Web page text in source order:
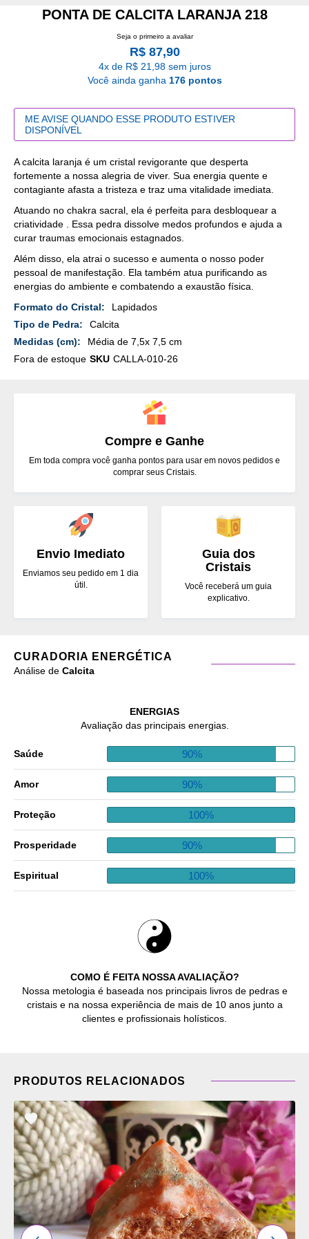
PONTA DE CALCITA LARANJA 218
Seja o primeiro a avaliar
R$ 87,90
4x de R$ 21,98 sem juros
Você ainda ganha 176 pontos
ME AVISE QUANDO ESSE PRODUTO ESTIVER
DISPONÍVEL
A calcita laranja é um cristal revigorante que desperta
fortemente a nossa alegria de viver. Sua energia quente e
contagiante afasta a tristeza e traz uma vitalidade imediata.
Atuando no chakra sacral, ela é perfeita para desbloquear a
criatividade . Essa pedra dissolve medos profundos e ajuda a
curar traumas emocionais estagnados.
Além disso, ela atrai o sucesso e aumenta o nosso poder
pessoal de manifestação. Ela também atua purificando as
energias do ambiente e combatendo a exaustão física.
Mais
Detalhes
Lapidados
Calcita
Média de 7,5x 7,5 cm
Fora de estoque SKU CALLA-010-26
Envio Imediato
Enviamos seu pedido em 1 dia
útil.
Compre e Ganhe
Em toda compra você ganha pontos para usar em novos pedidos e
comprar seus Cristais.
Guia dos
Cristais
Você receberá um guia
explicativo.
CURADORIA ENERGÉTICA
Análise de Calcita
COMO É FEITA NOSSA AVALIAÇÃO?
Nossa metologia é baseada nos principais livros de pedras e
cristais e na nossa experiência de mais de 10 anos junto a
clientes e profissionais holísticos.
ENERGIAS
Avaliação das principais energias.
Saúde 90%
Amor 90%
Proteção 100%
Prosperidade 90%
Espiritual 100%
PRODUTOS RELACIONADOS
ADICIONAR
OS
FAVORITOS